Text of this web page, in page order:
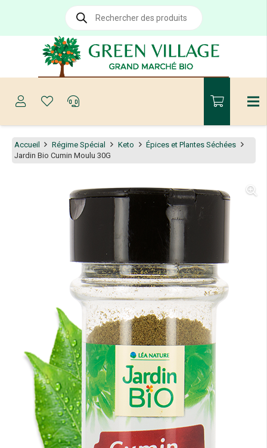
Recherche
produits
Accueil Régime Spécial Keto
Épices et Plantes Séchées
Jardin Bio Cumin Moulu 30G